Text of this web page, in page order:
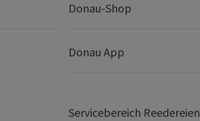
Donau-Shop
Donau App
Servicebereich Reedereien